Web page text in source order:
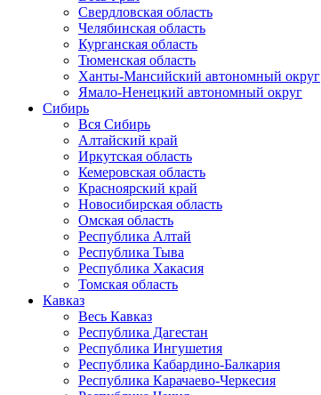
Свердловская область
Челябинская область
Курганская область
Тюменская область
Ханты-Мансийский автономный округ
Ямало-Ненецкий автономный округ
Сибирь
Вся Сибирь
Алтайский край
Иркутская область
Кемеровская область
Красноярский край
Новосибирская область
Омская область
Республика Алтай
Республика Тыва
Республика Хакасия
Томская область
Кавказ
Весь Кавказ
Республика Дагестан
Республика Ингушетия
Республика Кабардино-Балкария
Республика Карачаево-Черкесия